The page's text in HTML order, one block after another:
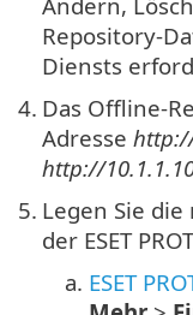
Repository-
Diensts
4. Das Offline-
Adresse
http://
5. Legen Sie
der ESET
a. ESET